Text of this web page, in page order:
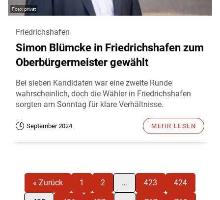
privat
Friedrichshafen
Simon Blümcke in Friedrichshafen zum
Oberbürgermeister gewählt
Bei sieben Kandidaten war eine zweite Runde
wahrscheinlich, doch die Wähler in Friedrichshafen
sorgten am Sonntag für klare Verhältnisse.
September 2024 MEHR LESEN
« Zurück 1 2 … 423 424